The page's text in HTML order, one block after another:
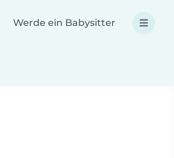
Werde ein Babysitter